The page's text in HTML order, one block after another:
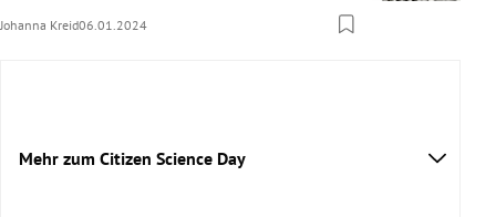
Johanna Kreid06.01.2024
Mehr zum Citizen Science Day